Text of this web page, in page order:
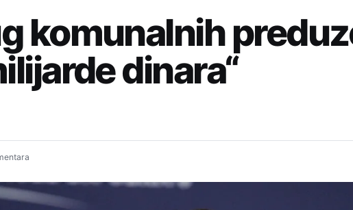
komunalnih
dinara“